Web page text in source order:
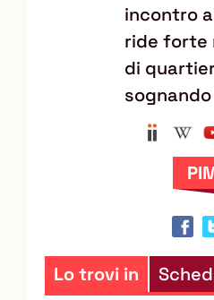
incontro
ride forte
di
Lo trovi in